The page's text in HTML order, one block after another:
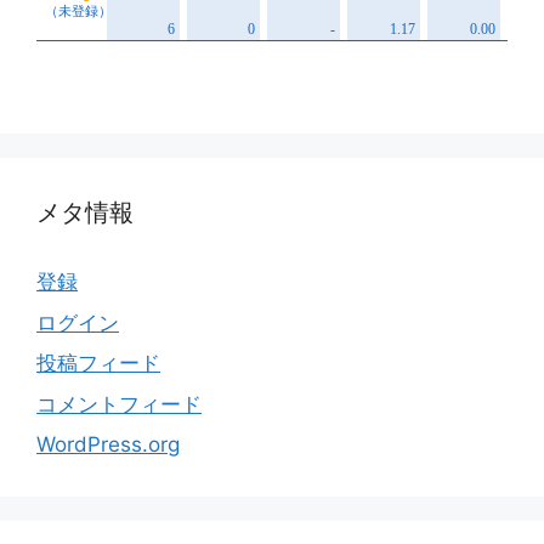
メタ情報
登録
ログイン
投稿フィード
コメントフィード
WordPress.org